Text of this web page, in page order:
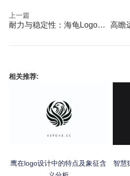
上一篇
耐力与稳定性：海龟Logo设计含义
相关推荐:
鹰在logo设计中的特点及象征含
智慧